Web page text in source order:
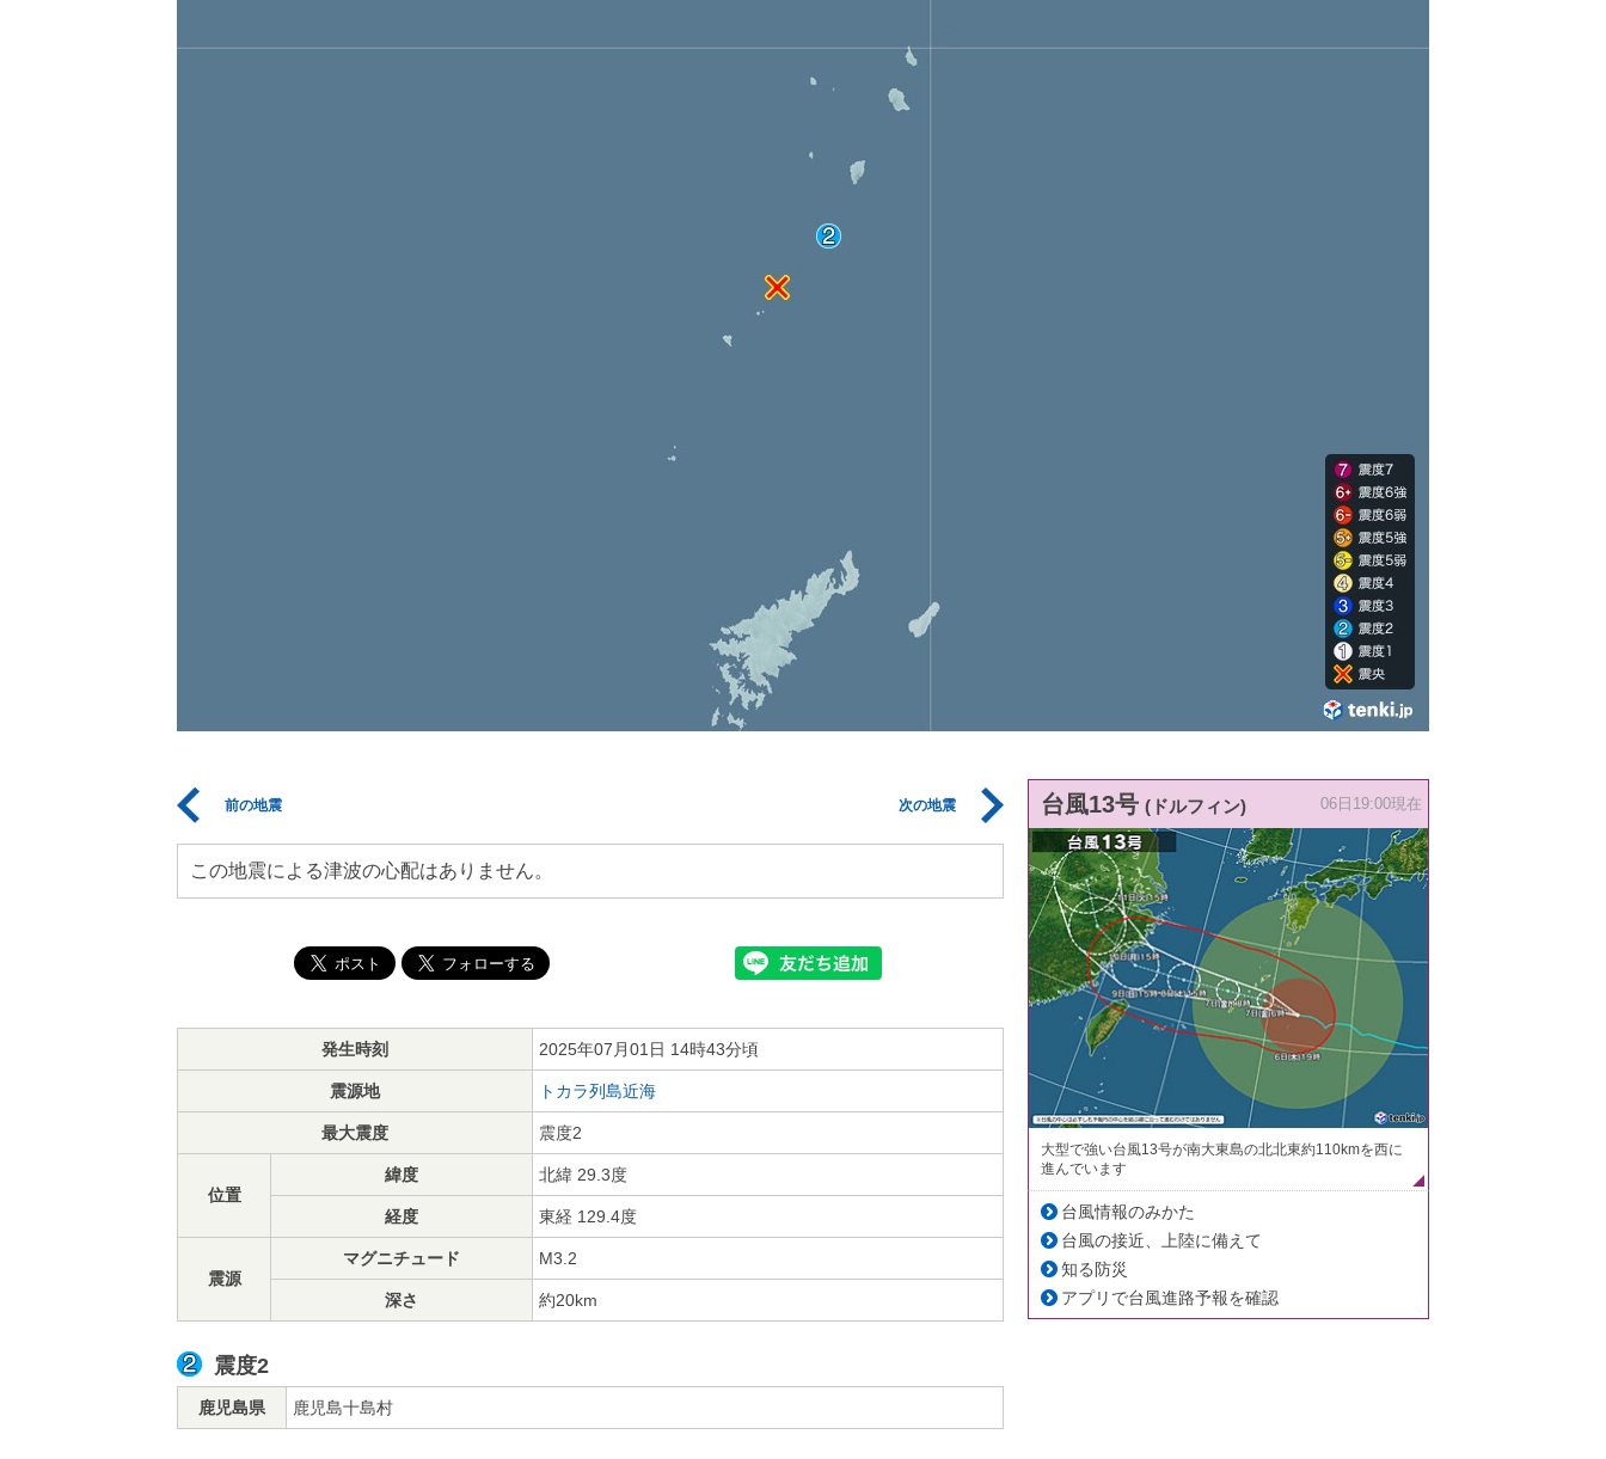
前の地震 次の地震
この地震による津波の心配はありません。
発生時刻 2025年07月01日 14時43分頃
震源地 トカラ列島近海
最大震度 震度2
位置
緯度 北緯 29.3度
経度 東経 129.4度
震源
マグニチュード M3.2
深さ 約20km
震度2
鹿児島県 鹿児島十島村
台風13号 (ドルフィン) 06日19:00現在
大型で強い台風13号が南大東島の北北東約110kmを西に
進んでいます
台風情報のみかた
台風の接近、上陸に備えて
知る防災
アプリで台風進路予報を確認